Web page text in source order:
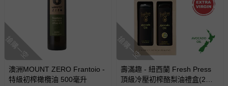
搶購一空
澳洲MOUNT ZERO Frantoio -
特級初榨橄欖油 500毫升
搶購一空
壽滿趣 - 紐西蘭 Fresh Press
頂級冷壓初榨酪梨油禮盒(2入